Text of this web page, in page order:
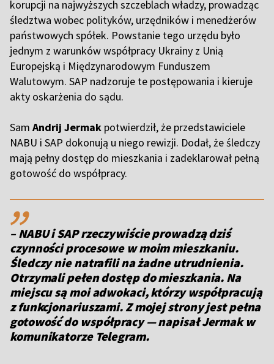
korupcji na najwyższych szczeblach władzy, prowadząc
śledztwa wobec polityków, urzędników i menedżerów
państwowych spółek. Powstanie tego urzędu było
jednym z warunków współpracy Ukrainy z Unią
Europejską i Międzynarodowym Funduszem
Walutowym. SAP nadzoruje te postępowania i kieruje
akty oskarżenia do sądu.
Sam Andrij Jermak potwierdził, że przedstawiciele
NABU i SAP dokonują u niego rewizji. Dodał, że śledczy
mają pełny dostęp do mieszkania i zadeklarował pełną
gotowość do współpracy.
,,
– NABU i SAP rzeczywiście prowadzą dziś
czynności procesowe w moim mieszkaniu.
Śledczy nie natrafili na żadne utrudnienia.
Otrzymali pełen dostęp do mieszkania. Na
miejscu są moi adwokaci, którzy współpracują
z funkcjonariuszami. Z mojej strony jest pełna
gotowość do współpracy — napisał Jermak w
komunikatorze Telegram.